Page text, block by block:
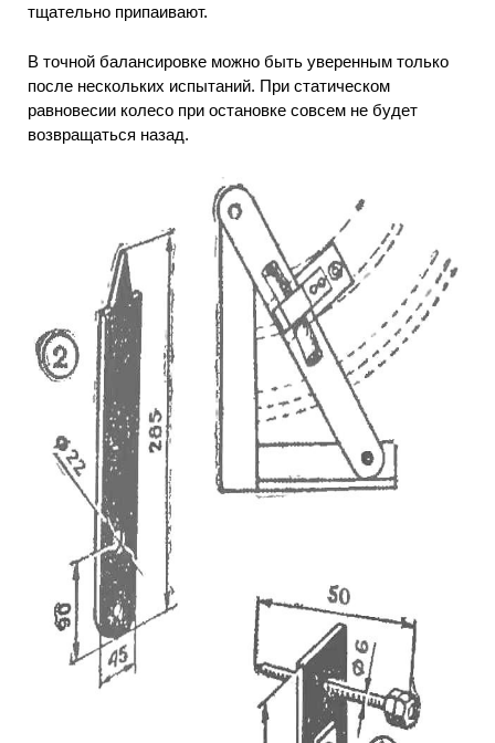
тщательно припаивают.
В точной балансировке можно быть уверенным только
после нескольких испытаний. При статическом
равновесии колесо при остановке совсем не будет
возвращаться назад.